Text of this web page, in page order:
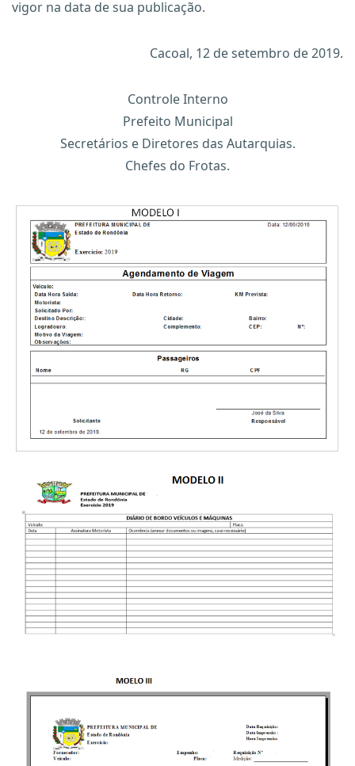
vigor na data de sua publicação.
Cacoal, 12 de setembro de 2019.
Controle Interno
Prefeito Municipal
Secretários e Diretores das Autarquias.
Chefes do Frotas.